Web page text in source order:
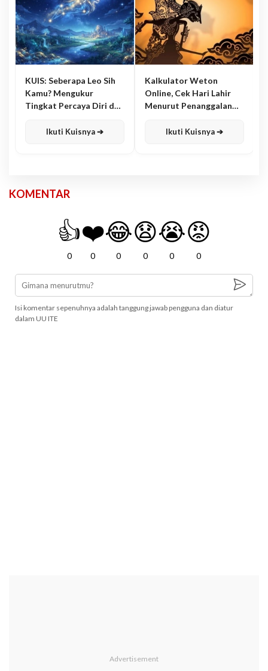
KUIS: Seberapa Leo Sih
Kamu? Mengukur
Tingkat Percaya Diri dan
Ikuti Kuisnya ➔
Kalkulator Weton
Online, Cek Hari Lahir
Menurut Penanggalan
Ikuti Kuisnya ➔
KOMENTAR
👍
0
❤️
0
😂
0
😧
0
😭
0
😡
0
Isi komentar sepenuhnya adalah tanggung jawab pengguna dan diatur
dalam UU ITE